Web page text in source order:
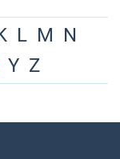
L M N
Y Z